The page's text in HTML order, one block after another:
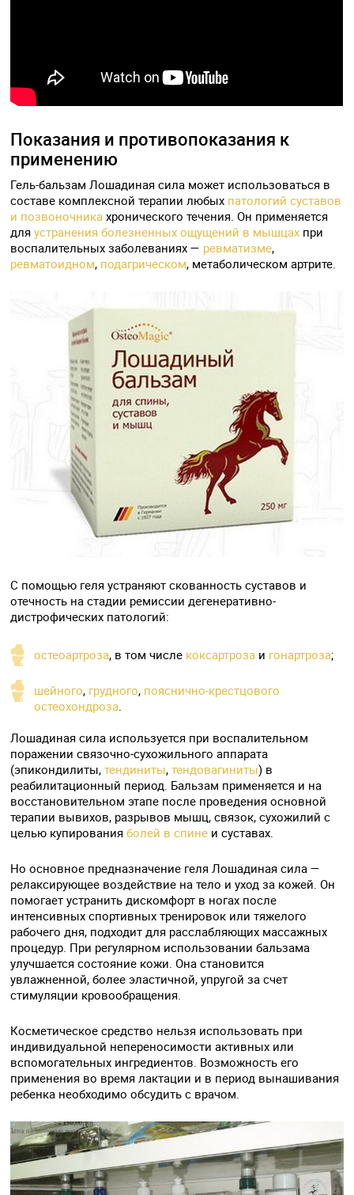
Показания и противопоказания к
применению
Гель-бальзам Лошадиная сила может использоваться в
составе комплексной терапии любых патологий суставов
и позвоночника хронического течения. Он применяется
дляустранения болезненных ощущений в мышцах при
воспалительных заболеваниях — ревматизме,
ревматоидном, подагрическом, метаболическом артрите.
С помощью геля устраняют скованность суставов и
отечность на стадии ремиссии дегенеративно-
дистрофических патологий:
остеоартроза, в том числе коксартроза и гонартроза;
шейного, грудного, пояснично-крестцового
остеохондроза
Лошадиная сила используется при воспалительном
поражении связочно-сухожильного аппарата
(эпикондилиты,тендиниты,тендовагиниты) в
реабилитационный период. Бальзам применяется и на
восстановительном этапе после проведения основной
терапии вывихов, разрывов мышц, связок, сухожилий с
целью купированияболей в спине и суставах.
Но основное предназначение геля Лошадиная сила —
релаксирующее воздействие на тело и уход за кожей. Он
помогает устранить дискомфорт в ногах после
интенсивных спортивных тренировок или тяжелого
рабочего дня, подходит для расслабляющих массажных
процедур. При регулярном использовании бальзама
улучшается состояние кожи. Она становится
увлажненной, более эластичной, упругой за счет
стимуляции кровообращения.
Косметическое средство нельзя использовать при
индивидуальной непереносимости активных или
вспомогательных ингредиентов. Возможность его
применения во время лактации и в период вынашивания
ребенка необходимо обсудить с врачом.